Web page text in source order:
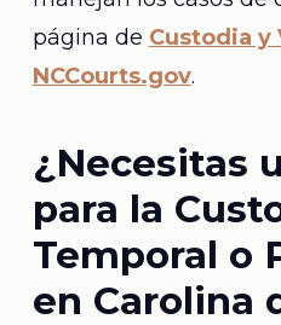
página de Custodia y
NCCourts.gov.
¿Necesitas
para la
Temporal o
en Carolina